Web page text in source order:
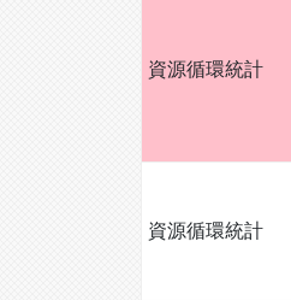
資源循環統計
資源循環統計